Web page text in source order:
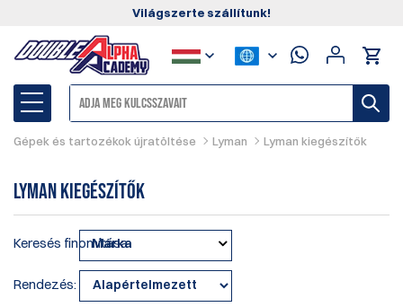
Világszerte szállítunk!
Gépek és tartozékok újratöltése Lyman Lyman kiegészítők
Lyman kiegészítők
Keresés finomítása
Márka
Rendezés: